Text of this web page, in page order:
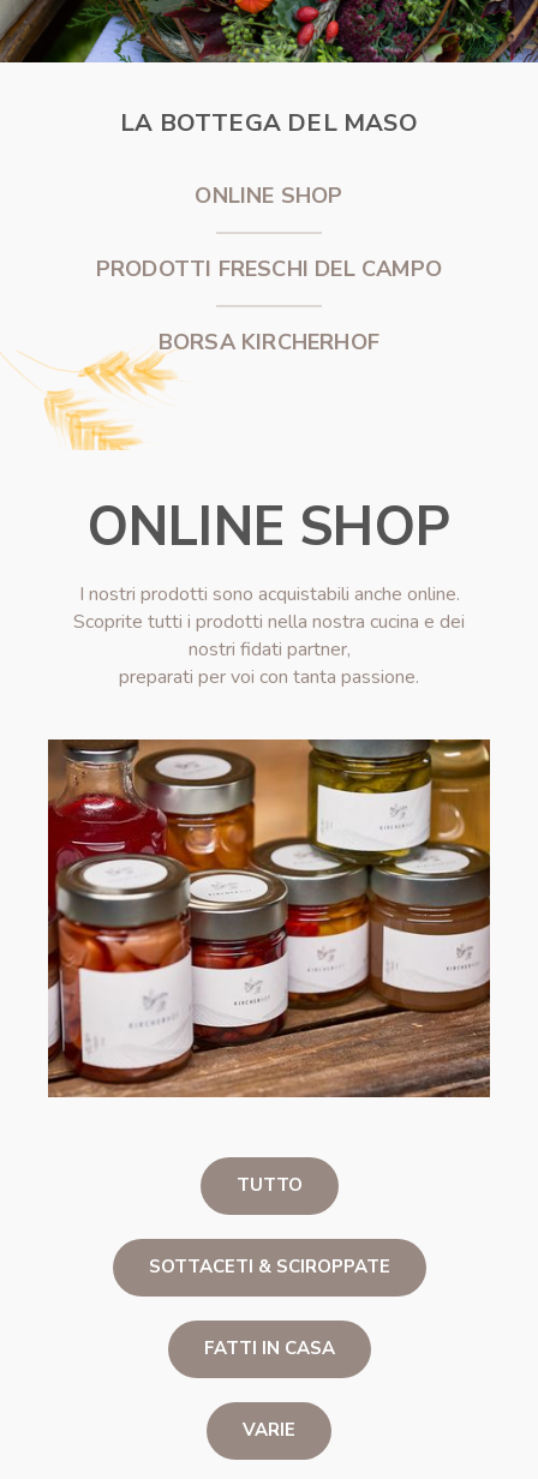
LA BOTTEGA DEL MASO
ONLINE SHOP
PRODOTTI FRESCHI DEL CAMPO
BORSA KIRCHERHOF
ONLINE SHOP
I nostri prodotti sono acquistabili anche online.
Scoprite tutti i prodotti nella nostra cucina e dei
nostri fidati partner,
preparati per voi con tanta passione.
TUTTO
SOTTACETI & SCIROPPATE
FATTI IN CASA
VARIE